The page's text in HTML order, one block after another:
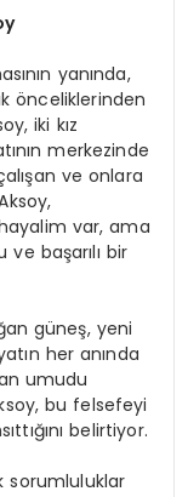
yanında,
önceliklerinden
iki kız
merkezinde
ve onlara
var, ama
başarılı bir
güneş, yeni
her anında
umudu
bu felsefeyi
belirtiyor.
sorumluluklar